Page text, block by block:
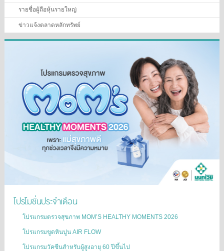
รายชื่อผู้ถือหุ้นรายใหญ่
ข่าวแจ้งตลาดหลักทรัพย์
โปรโมชั่นประจำเดือน
โปรแกรมตรวจสุขภาพ MOM’S HEALTHY MOMENTS 2026
โปรแกรมขูดหินปูน AIR FLOW
โปรแกรมวัคซีนสำหรับผู้สูงอายุ 60 ปีขึ้นไป